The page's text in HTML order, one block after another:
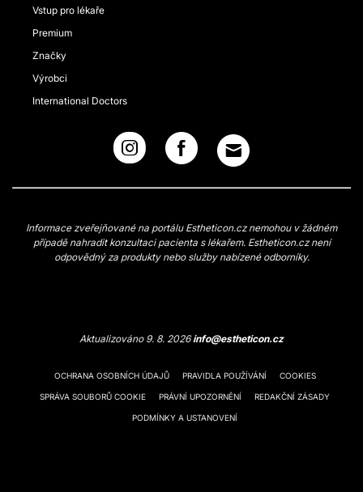
Vstup pro lékaře
Premium
Značky
Výrobci
International Doctors
Informace zveřejňované na portálu Estheticon.cz nemohou v žádném
případě nahradit konzultaci pacienta s lékařem. Estheticon.cz není
odpovědný za produkty nebo služby nabízené odborníky.
Aktualizováno 9. 8. 2026info@estheticon.cz
OCHRANA OSOBNÍCH ÚDAJŮ PRAVIDLA POUŽÍVÁNÍ COOKIES
SPRÁVA SOUBORŮ COOKIE PRÁVNÍ UPOZORNĚNÍ REDAKČNÍ ZÁSADY
PODMÍNKY A USTANOVENÍ